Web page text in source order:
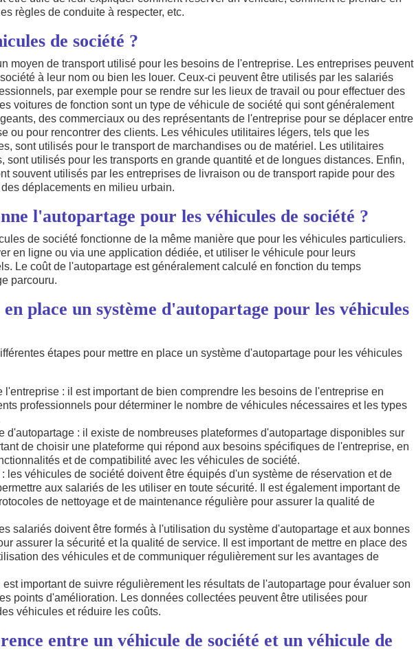
règles de conduite à respecter, etc.
de société ?
moyen de transport utilisé pour les besoins de l'entreprise. Les entreprises peuvent
à leur nom ou bien les louer. Ceux-ci peuvent être utilisés par les salariés
par exemple pour se rendre sur les lieux de travail ou pour effectuer des
voitures de fonction sont un type de véhicule de société qui sont généralement
des commerciaux ou des représentants de l'entreprise pour se déplacer entre
ou pour rencontrer des clients. Les véhicules utilitaires légers, tels que les
sont utilisés pour le transport de marchandises ou de matériel. Les utilitaires
sont utilisés pour les transports en grande quantité et de longues distances. Enfin,
souvent utilisés par les entreprises de livraison ou de transport rapide pour des
déplacements en milieu urbain.
l'autopartage pour les véhicules de société ?
de société fonctionne de la même manière que pour les véhicules particuliers.
en ligne ou via une application dédiée, et utiliser le véhicule pour leurs
Le coût de l'autopartage est généralement calculé en fonction du temps
parcouru.
place un système d'autopartage pour les véhicules
étapes pour mettre en place un système d'autopartage pour les véhicules
l'entreprise : il est important de bien comprendre les besoins de l'entreprise en
professionnels pour déterminer le nombre de véhicules nécessaires et les types
d'autopartage : il existe de nombreuses plateformes d'autopartage disponibles sur
de choisir une plateforme qui répond aux besoins spécifiques de l'entreprise, en
et de compatibilité avec les véhicules de société.
les véhicules de société doivent être équipés d'un système de réservation et de
aux salariés de les utiliser en toute sécurité. Il est également important de
de nettoyage et de maintenance régulière pour assurer la qualité de
salariés doivent être formés à l'utilisation du système d'autopartage et aux bonnes
assurer la sécurité et la qualité de service. Il est important de mettre en place des
des véhicules et de communiquer régulièrement sur les avantages de
important de suivre régulièrement les résultats de l'autopartage pour évaluer son
points d'amélioration. Les données collectées peuvent être utilisées pour
véhicules et réduire les coûts.
entre un véhicule de société et un véhicule de